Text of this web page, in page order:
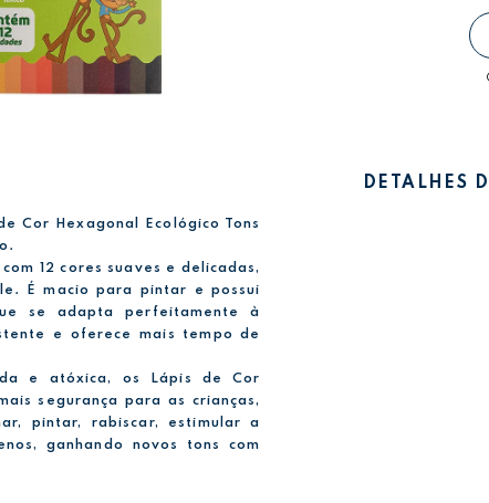
Cor Hexagonal Ecológico Tons
12 cores suaves e delicadas,
É macio para pintar e possui
se adapta perfeitamente à
e oferece mais tempo de
e atóxica, os Lápis de Cor
segurança para as crianças,
pintar, rabiscar, estimular a
ganhando novos tons com
DETALHES